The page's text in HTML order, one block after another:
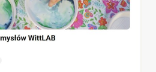
Z
LABORATORIUM
POMYSŁÓW